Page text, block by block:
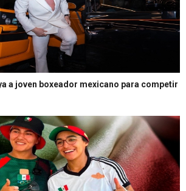
a joven boxeador mexicano para competir